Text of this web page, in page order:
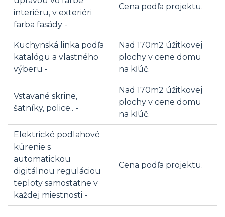
interiéru, v exteriéri
farba fasády -
Cena podľa projektu.
Kuchynská linka podľa
katalógu a vlastného
výberu -
Nad 170m2 úžitkovej
plochy v cene domu
na kľúč.
Vstavané skrine,
šatníky, police.. -
Nad 170m2 úžitkovej
plochy v cene domu
na kľúč.
Elektrické podlahové
kúrenie s
automatickou
digitálnou reguláciou
teploty samostatne v
každej miestnosti -
Cena podľa projektu.